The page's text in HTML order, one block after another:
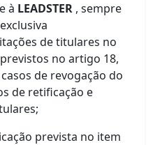
à LEADSTER , sempre
de titulares no
no artigo 18,
de revogação do
de retificação e
prevista no item